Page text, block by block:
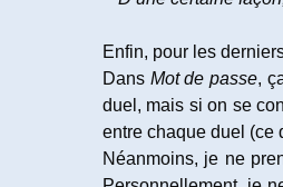
Enfin, pour les
Dans Mot de passe,
duel, mais si on se
entre chaque duel (ce
Néanmoins, je ne